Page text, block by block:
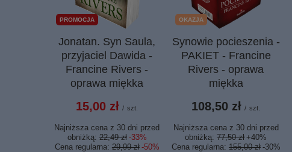
PROMOCJA
Jonatan. Syn Saula,
przyjaciel Dawida -
Francine Rivers -
oprawa miękka
15,00 zł / szt.
Najniższa cena z 30 dni przed
obniżką: 22,49 zł -33%
Cena regularna: 29,99 zł -50%
OKAZJA
Synowie pocieszenia -
PAKIET - Francine
Rivers - oprawa
miękka
108,50 zł / szt.
Najniższa cena z 30 dni przed
obniżką:77,50 zł +40%
Cena regularna: 155,00 zł -30%